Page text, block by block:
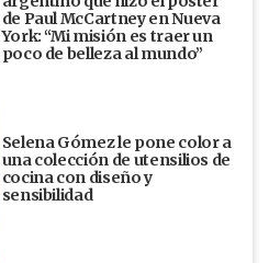
de Paul McCartney en Nueva
York: “Mi misión es traer un
poco de belleza al mundo”
Selena Gómez le pone color a
una colección de utensilios de
cocina con diseño y
sensibilidad